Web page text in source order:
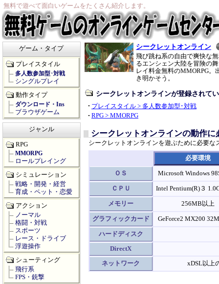
無料で遊べて面白いゲームをたくさん紹介します。
シークレットオンライン
飛び跳ね系の自由で爽快な
るエンシェン大陸を冒険の
レイ料金無料のMMORPG
き明かそう。
シークレットオンラインが登録されて
プレイスタイル > 多人数参加型･対戦
RPG > MMORPG
シークレットオンラインの動作に
シークレットオンラインを遊ぶために必要な
必要環境
ＯＳ Microsoft Windows
ＣＰＵ Intel Pentium(R)３
メモリー 256MB以上
グラフィックカード GeForce2 MX200
ハードディスク
DirectX
ネットワーク xDSL以上
ゲーム・タイプ
プレイスタイル
多人数参加型･対戦
シングルプレイ
動作タイプ
ダウンロード・Ins
ブラウザゲーム
ジャンル
RPG
MMORPG
ロールプレイング
シミュレーション
戦略・開発・経営
育成・ペット・恋愛
アクション
ノーマル
格闘・対戦
スポーツ
レース・ドライブ
浮遊操作
シューティング
飛行系
FPS・銃撃